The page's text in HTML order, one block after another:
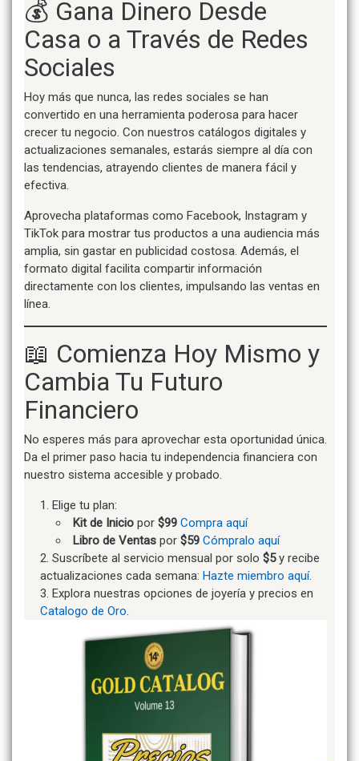
💰 Gana Dinero Desde
Casa o a Través de Redes
Sociales
Hoy más que nunca, las redes sociales se han
convertido en una herramienta poderosa para hacer
crecer tu negocio. Con nuestros catálogos digitales y
actualizaciones semanales, estarás siempre al día con
las tendencias, atrayendo clientes de manera fácil y
efectiva.
Aprovecha plataformas como Facebook, Instagram y
TikTok para mostrar tus productos a una audiencia más
amplia, sin gastar en publicidad costosa. Además, el
formato digital facilita compartir información
directamente con los clientes, impulsando las ventas en
línea.
📖 Comienza Hoy Mismo y
Cambia Tu Futuro
Financiero
No esperes más para aprovechar esta oportunidad única.
Da el primer paso hacia tu independencia financiera con
nuestro sistema accesible y probado.
Elige tu plan:
Kit de Inicio por $99 Compra aquí
Libro de Ventas por $59 Cómpralo aquí
Suscríbete al servicio mensual por solo $5y recibe
actualizaciones cada semana: Hazte miembro aquí.
Explora nuestras opciones de joyería y precios en
Catalogo de Oro.